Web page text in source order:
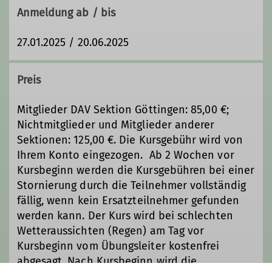
Kletterbetreuer*in Breitensport
Zusatzqualifikation Outdoor-
Sportklettern
Anmeldung ab / bis
27.01.2025 / 20.06.2025
Preis
Mitglieder DAV Sektion Göttingen: 85,00 €;
Nichtmitglieder und Mitglieder anderer
Sektionen: 125,00 €. Die Kursgebühr wird von
Ihrem Konto eingezogen. Ab 2 Wochen vor
Kursbeginn werden die Kursgebühren bei einer
Stornierung durch die Teilnehmer vollständig
fällig, wenn kein Ersatzteilnehmer gefunden
werden kann. Der Kurs wird bei schlechten
Wetteraussichten (Regen) am Tag vor
Kursbeginn vom Übungsleiter kostenfrei
abgesagt. Nach Kursbeginn wird die